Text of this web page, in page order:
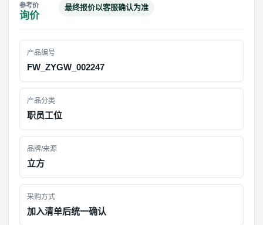
询价
最终报价以客服确认为准
产品编号
FW_ZYGW_002247
产品分类
职员工位
品牌/来源
立方
采购方式
加入清单后统一确认